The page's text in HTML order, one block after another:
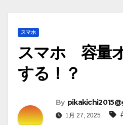
スマホ
スマホ 容量
する！？
By
1月 27, 2025